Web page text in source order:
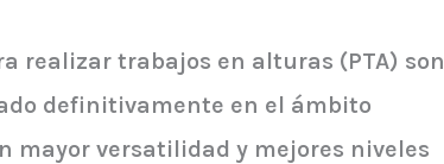
realizar trabajos en alturas (PTA) son
definitivamente en el ámbito
mayor versatilidad y mejores niveles